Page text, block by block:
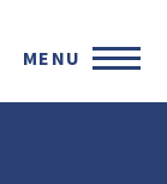
MENU